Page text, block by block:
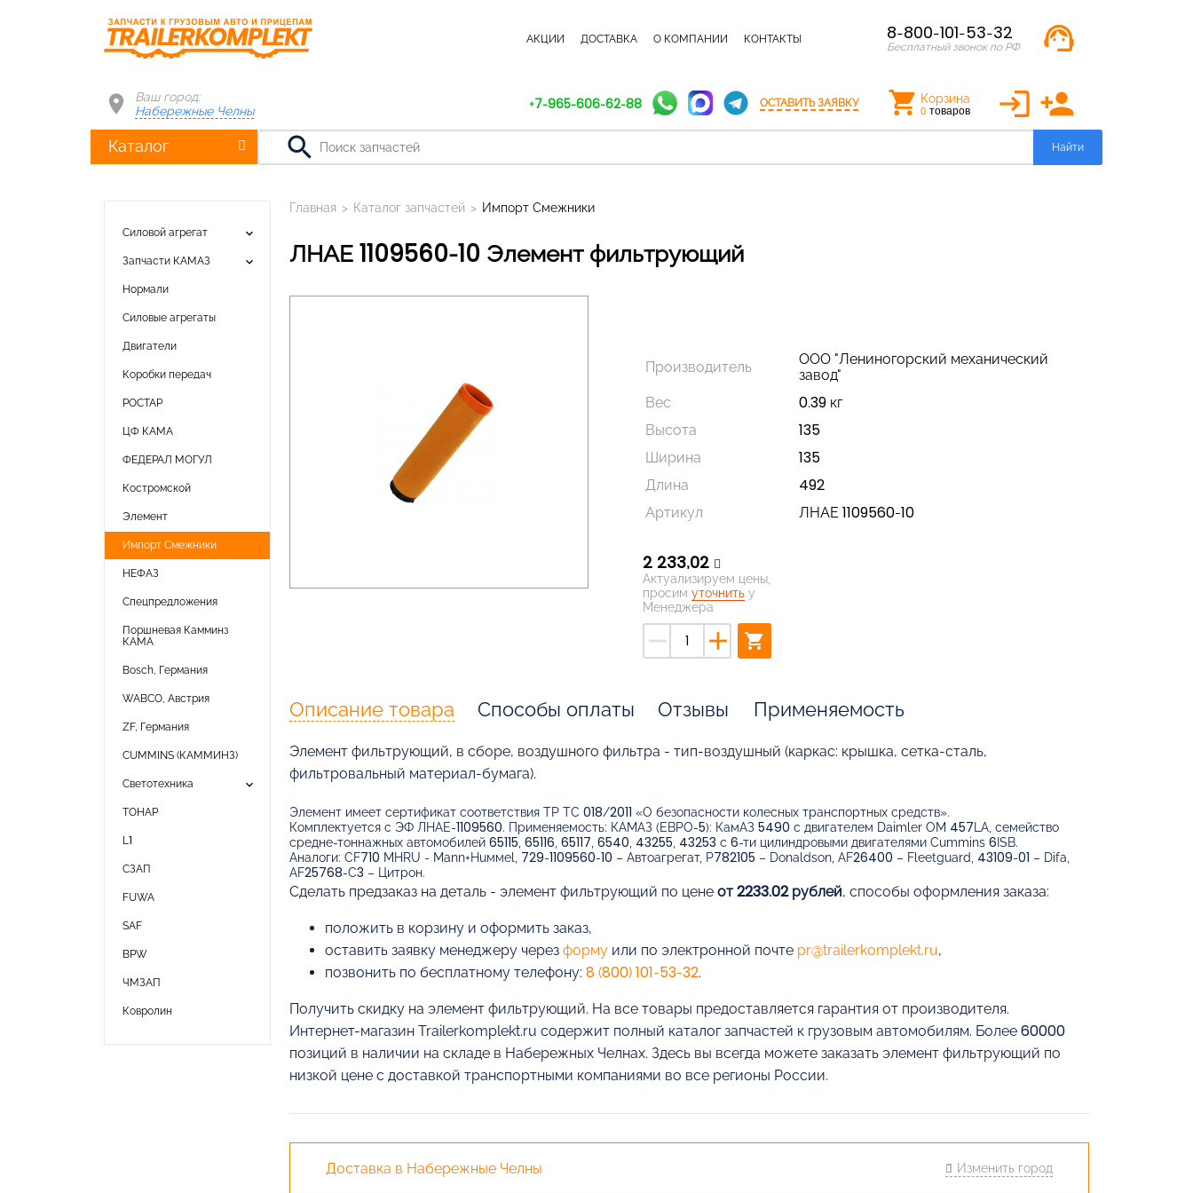
АКЦИИ ДОСТАВКА О КОМПАНИИ КОНТАКТЫ 8-800-101-53-32
Бесплатный звонок по РФ support_agent
Ваш город:
Набережные Челны
+7-965-606-62-88 ОСТАВИТЬ ЗАЯВКУ Корзина
0 товаров login person_add
Каталог search Найти
Силовой агрегат keyboard_arrow_down
Запчасти КАМАЗ keyboard_arrow_down
Нормали
Силовые агрегаты
Двигатели
Коробки передач
РОСТАР
ЦФ КАМА
ФЕДЕРАЛ МОГУЛ
Костромской
Элемент
Импорт Смежники
НЕФАЗ
Спецпредложения
Поршневая Камминз
КАМА
Bosch, Германия
WABCO, Австрия
ZF, Германия
CUMMINS (КАММИНЗ)
Светотехника keyboard_arrow_down
ТОНАР
L1
СЗАП
FUWA
SAF
BPW
ЧМЗАП
Ковролин
Главная > Каталог запчастей > Импорт Смежники
ЛНАЕ 1109560-10 Элемент фильтрующий
Производитель
ООО "Лениногорский механический
завод"
Вес
0.39 кг
Высота
135
Ширина
135
Длина
492
Артикул
ЛНАЕ 1109560-10
2 233,02
Актуализируем цены,
просим уточнитьу
Менеджера
remove add shopping_cart
Описание товара Способы оплаты Отзывы Применяемость
Элемент фильтрующий, в сборе, воздушного фильтра - тип-воздушный (каркас: крышка, сетка-сталь,
фильтровальный материал-бумага).
Элемент имеет сертификат соответствия ТР ТС 018/2011 «О безопасности колесных транспортных средств».
Комплектуется с ЭФ ЛНАЕ-1109560. Применяемость: КАМАЗ (ЕВРО-5): КамАЗ 5490 с двигателем Daimler OM 457LA, семейство
средне-тоннажных автомобилей 65115, 65116, 65117, 6540, 43255, 43253 с 6-ти цилиндровыми двигателями Cummins 6ISB.
Аналоги: CF710 MHRU - Маnn+Huммеl, 729-1109560-10 – Автоагрегат, P782105 – Donaldson, AF26400 – Fleetguard, 43109-01 – Difa,
AF25768-C3 – Цитрон.
Cделать предзаказ на деталь - элемент фильтрующий по цене от 2233.02 рублей, способы оформления заказа:
положить в корзину и оформить заказ,
оставить заявку менеджеру через формуили по электронной почте pr@trailerkomplekt.ru,
позвонить по бесплатному телефону: 8 (800) 101-53-32.
Получить скидку на элемент фильтрующий. На все товары предоставляется гарантия от производителя.
Интернет-магазин Trailerkomplekt.ru содержит полный каталог запчастей к грузовым автомобилям. Более 60000
позиций в наличии на складе в Набережных Челнах. Здесь вы всегда можете заказать элемент фильтрующий по
низкой цене с доставкой транспортными компаниями во все регионы России.
Доставка в Набережные Челны Изменить город